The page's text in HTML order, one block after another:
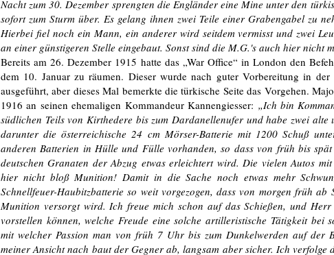
Nacht zum 30. Dezember sprengten die Engländer eine Mine unter den
sofort zum Sturm über. Es gelang ihnen zwei Teile einer Grabengabel zu
Hierbei fiel noch ein Mann, ein anderer wird seitdem vermisst und zwei
an einer günstigeren Stelle eingebaut. Sonst sind die M.G.'s auch hier nicht
Bereits am 26. Dezember 1915 hatte das „War Office“ in London den
dem 10. Januar zu räumen. Dieser wurde nach guter Vorbereitung in
ausgeführt, aber dieses Mal bemerkte die türkische Seite das Vorgehen.
1916 an seinen ehemaligen Kommandeur Kannengiesser: „Ich bin
südlichen Teils von Kirthedere bis zum Dardanellenufer und habe zwei alte
darunter die österreichische 24 cm Mörser-Batterie mit 1200 Schuß
anderen Batterien in Hülle und Fülle vorhanden, so dass von früh bis spät
deutschen Granaten der Abzug etwas erleichtert wird. Die vielen Autos
hier nicht bloß Munition! Damit in die Sache noch etwas mehr
Schnellfeuer-Haubitzbatterie so weit vorgezogen, dass von morgen früh
Munition versorgt wird. Ich freue mich schon auf das Schießen, und
vorstellen können, welche Freude eine solche artilleristische Tätigkeit bei
mit welcher Passion man von früh 7 Uhr bis zum Dunkelwerden auf der
meiner Ansicht nach baut der Gegner ab, langsam aber sicher. Ich verfolge